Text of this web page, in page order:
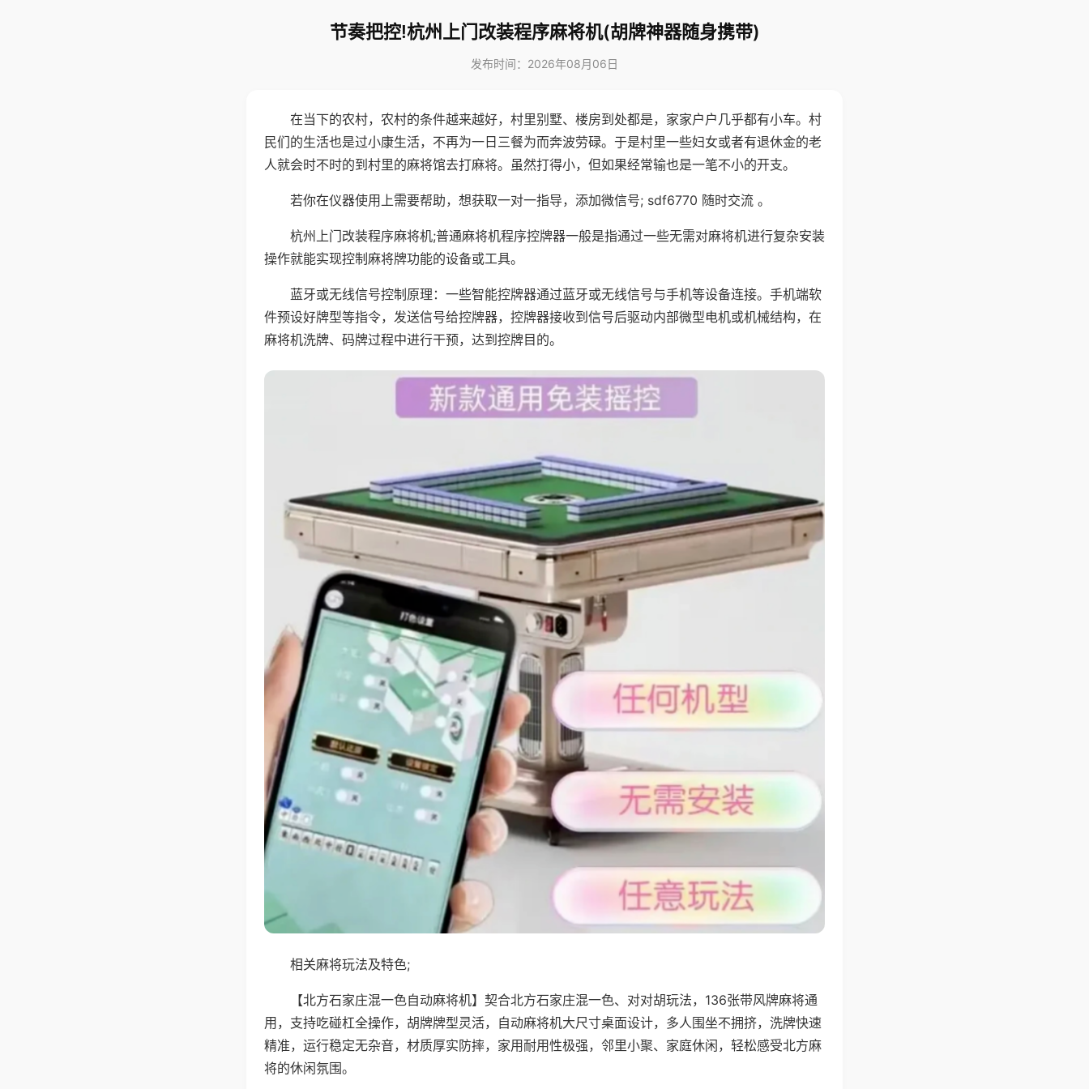
节奏把控!杭州上门改装程序麻将机(胡牌神器随身携带)
发布时间：2026年08月06日
在当下的农村，农村的条件越来越好，村里别墅、楼房到处都是，家家户户几乎都有小车。村
民们的生活也是过小康生活，不再为一日三餐为而奔波劳碌。于是村里一些妇女或者有退休金的老
人就会时不时的到村里的麻将馆去打麻将。虽然打得小，但如果经常输也是一笔不小的开支。
若你在仪器使用上需要帮助，想获取一对一指导，添加微信号; sdf6770 随时交流 。
杭州上门改装程序麻将机;普通麻将机程序控牌器一般是指通过一些无需对麻将机进行复杂安装
操作就能实现控制麻将牌功能的设备或工具。
蓝牙或无线信号控制原理：一些智能控牌器通过蓝牙或无线信号与手机等设备连接。手机端软
件预设好牌型等指令，发送信号给控牌器，控牌器接收到信号后驱动内部微型电机或机械结构，在
麻将机洗牌、码牌过程中进行干预，达到控牌目的。
相关麻将玩法及特色;
【北方石家庄混一色自动麻将机】契合北方石家庄混一色、对对胡玩法，136张带风牌麻将通
用，支持吃碰杠全操作，胡牌牌型灵活，自动麻将机大尺寸桌面设计，多人围坐不拥挤，洗牌快速
精准，运行稳定无杂音，材质厚实防摔，家用耐用性极强，邻里小聚、家庭休闲，轻松感受北方麻
将的休闲氛围。